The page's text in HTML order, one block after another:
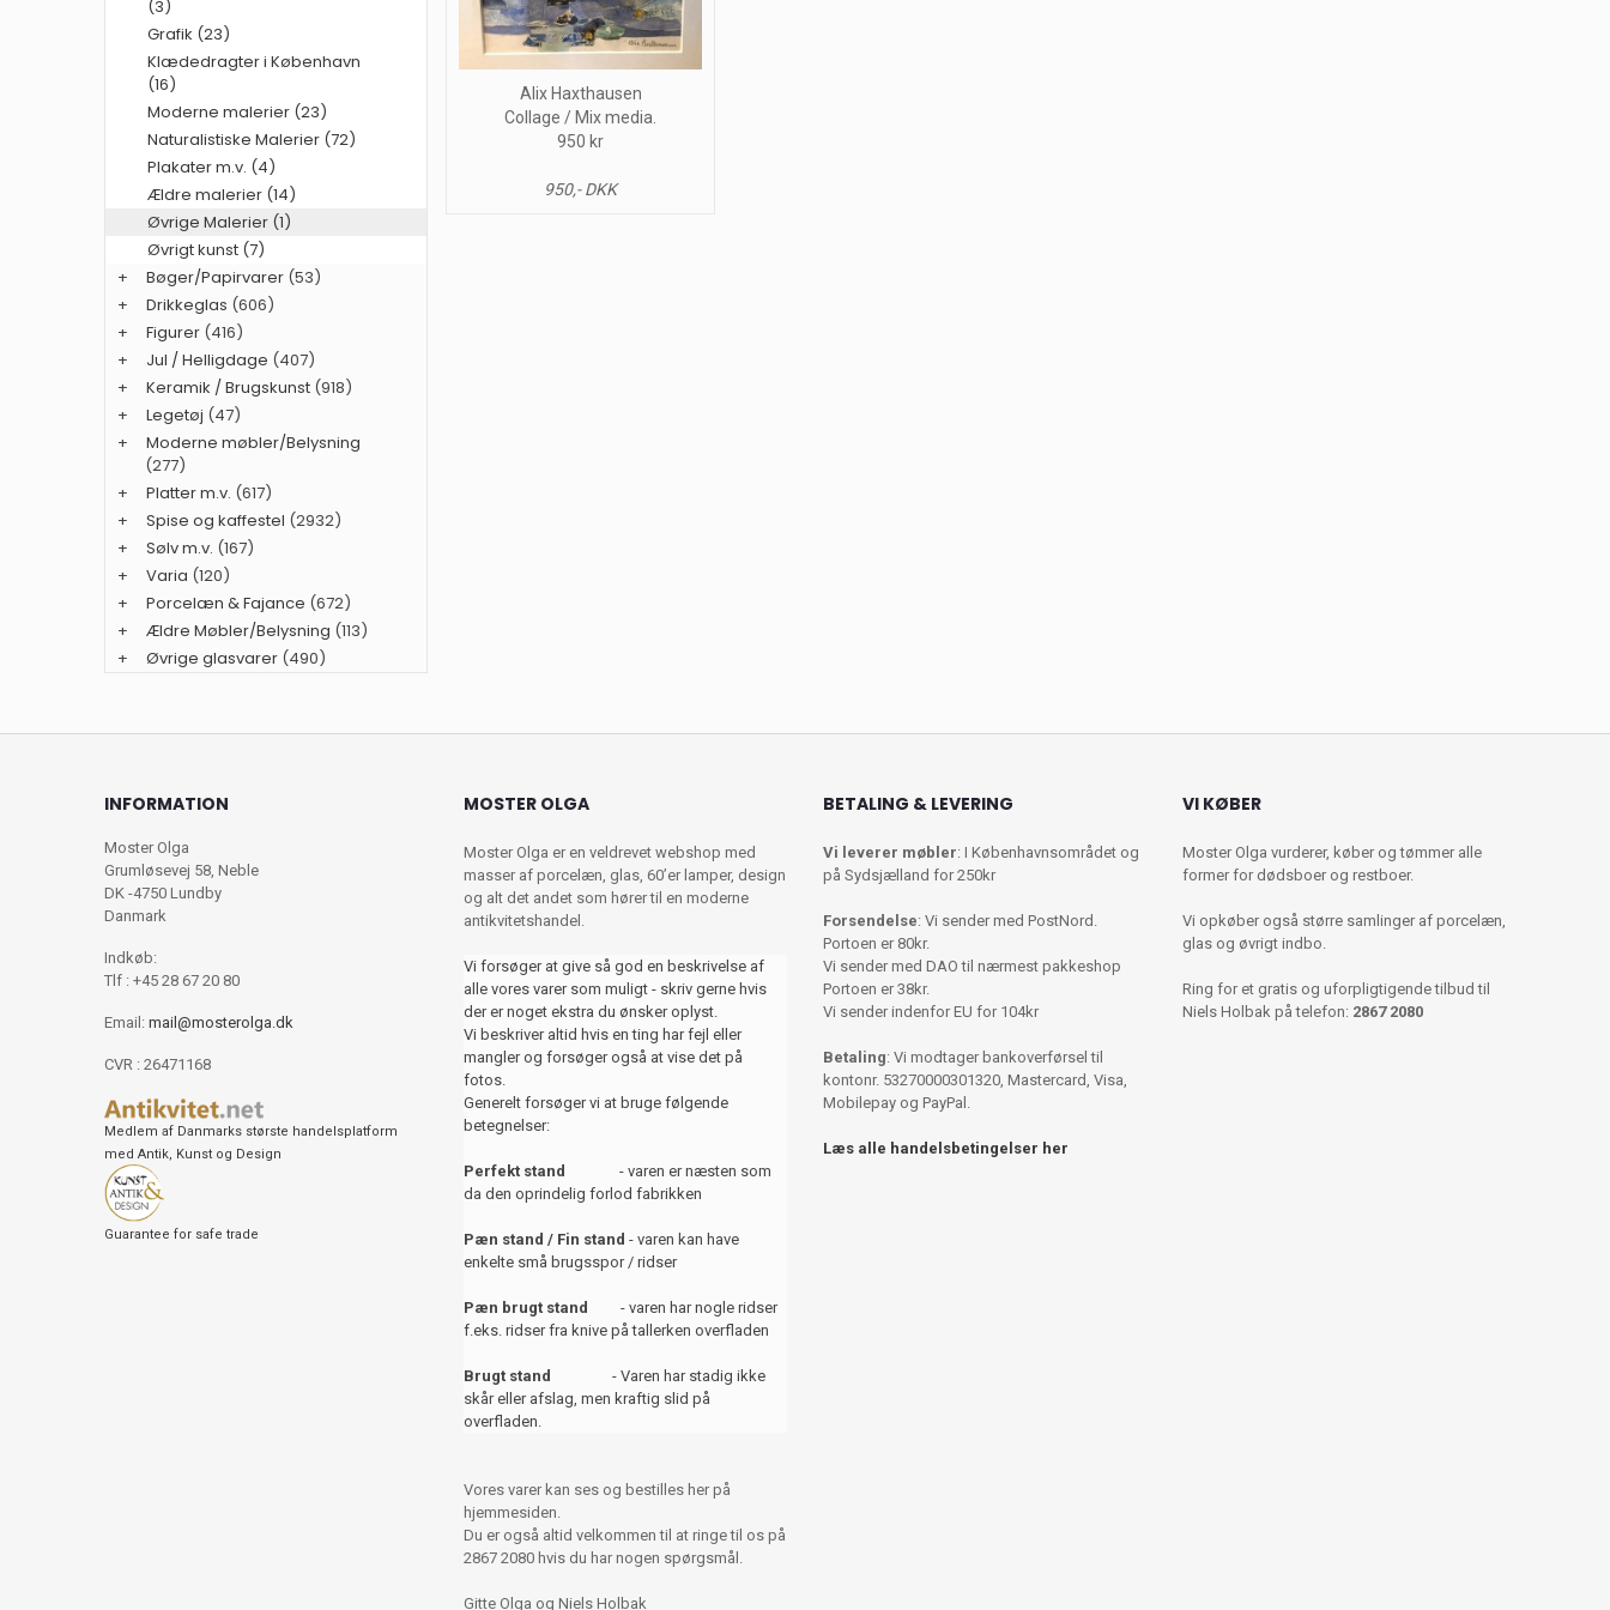
Alix Haxthausen
Collage / Mix media.
950 kr
950,- DKK
(3)
Grafik (23)
Klædedragter i København
(16)
Moderne malerier (23)
Naturalistiske Malerier (72)
Plakater m.v. (4)
Ældre malerier (14)
Øvrige Malerier (1)
Øvrigt kunst (7)
+
Bøger/Papirvarer (53)
+
Drikkeglas (606)
+
Figurer (416)
+
Jul / Helligdage (407)
+
Keramik / Brugskunst (918)
+
Legetøj (47)
+
Moderne møbler/Belysning
(277)
+
Platter m.v. (617)
+
Spise og kaffestel (2932)
+
Sølv m.v. (167)
+
Varia (120)
+
Porcelæn & Fajance (672)
+
Ældre Møbler/Belysning (113)
+
Øvrige glasvarer (490)
INFORMATION
Moster Olga
Grumløsevej 58, Neble
DK -4750 Lundby
Danmark
Indkøb:
Tlf : +45 28 67 20 80
Email: mail@mosterolga.dk
CVR : 26471168
Medlem af Danmarks største handelsplatform
med Antik, Kunst og Design
Guarantee for safe trade
MOSTER OLGA
Moster Olga er en veldrevet webshop med
masser af porcelæn, glas, 60’er lamper, design
og alt det andet som hører til en moderne
antikvitetshandel.
Vi forsøger at give så god en beskrivelse af
alle vores varer som muligt - skriv gerne hvis
der er noget ekstra du ønsker oplyst.
Vi beskriver altid hvis en ting har fejl eller
mangler og forsøger også at vise det på
fotos.
Generelt forsøger vi at bruge følgende
betegnelser:
Perfekt stand
- varen er næsten som
da den oprindelig forlod fabrikken
Pæn stand / Fin stand - varen kan have
enkelte små brugsspor / ridser
Pæn brugt stand
- varen har nogle ridser
f.eks. ridser fra knive på tallerken overfladen
Brugt stand
- Varen har stadig ikke
skår eller afslag, men kraftig slid på
overfladen.
Vores varer kan ses og bestilles her på
hjemmesiden.
Du er også altid velkommen til at ringe til os på
2867 2080 hvis du har nogen spørgsmål.
Gitte Olga og Niels Holbak
BETALING & LEVERING
Vi leverer møbler: I Københavnsområdet og
på Sydsjælland for 250kr
Forsendelse: Vi sender med PostNord.
Portoen er 80kr.
Vi sender med DAO til nærmest pakkeshop
Portoen er 38kr.
Vi sender indenfor EU for 104kr
Betaling: Vi modtager bankoverførsel til
kontonr. 53270000301320, Mastercard, Visa,
Mobilepay og PayPal.
Læs alle handelsbetingelser her
VI KØBER
Moster Olga vurderer, køber og tømmer alle
former for dødsboer og restboer.
Vi opkøber også større samlinger af porcelæn,
glas og øvrigt indbo.
Ring for et gratis og uforpligtigende tilbud til
Niels Holbak på telefon: 2867 2080